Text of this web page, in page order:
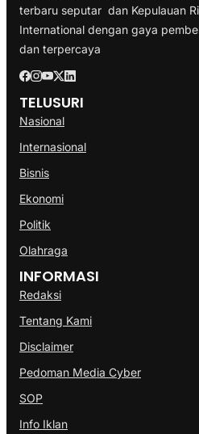
terbaru seputar dan Kepulauan
International dengan gaya
dan terpercaya
TELUSURI
Nasional
Internasional
Bisnis
Ekonomi
Politik
Olahraga
INFORMASI
Redaksi
Tentang Kami
Disclaimer
Pedoman Media Cyber
SOP
Info Iklan